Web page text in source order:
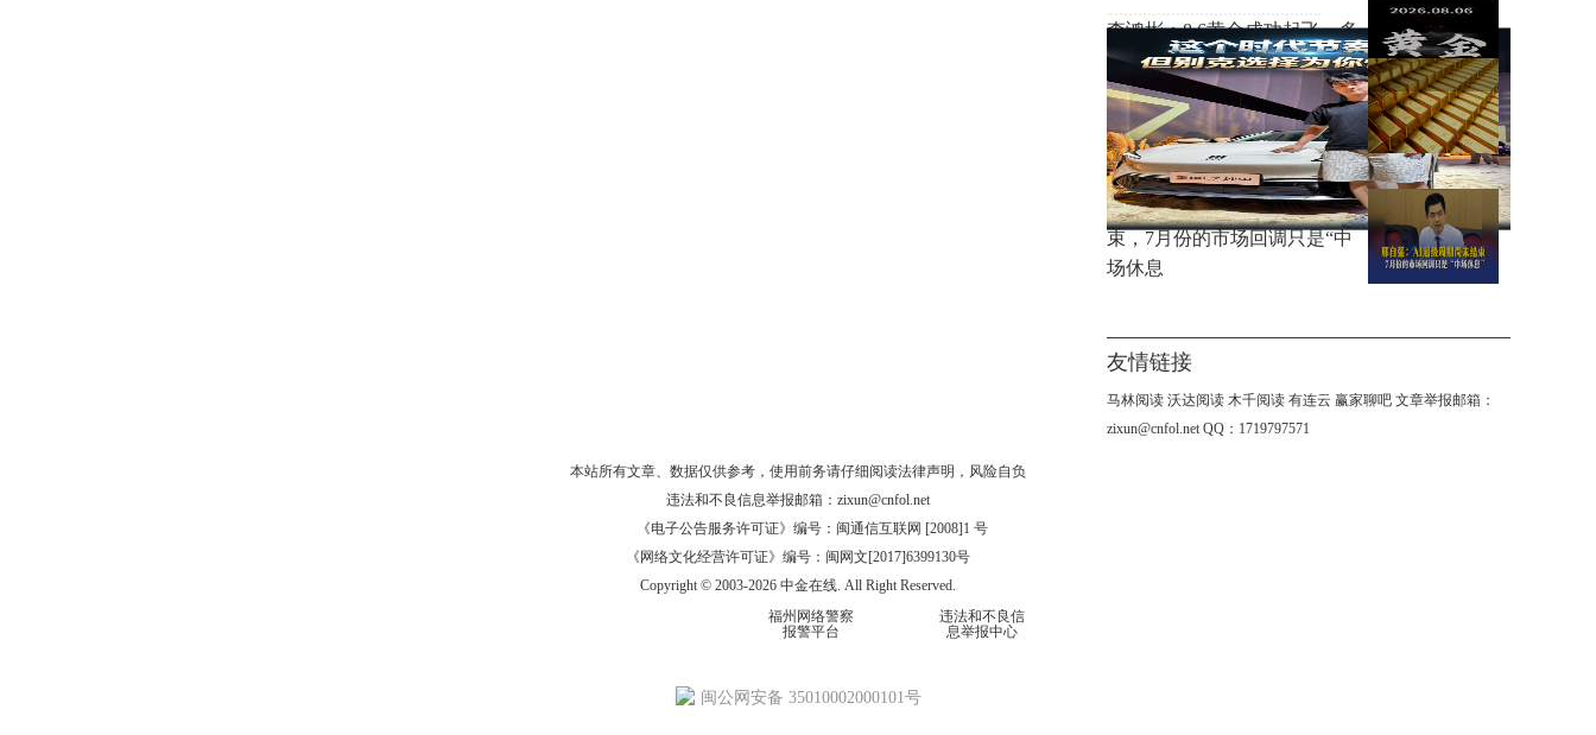
李鸿彬：8.6黄金成功起飞，多
头打响反攻战
黄金大涨，错过机会，总比低
位割肉强！
邢自强：AI超级周期尚未结
束，7月份的市场回调只是“中
场休息
友情链接
马林阅读 沃达阅读 木千阅读 有连云 赢家聊吧 文章举报邮箱：
zixun@cnfol.net QQ：1719797571
本站所有文章、数据仅供参考，使用前务请仔细阅读法律声明 ，风险自负
违法和不良信息举报邮箱： zixun@cnfol.net
《电子公告服务许可证》编号：闽通信互联网 [2008]1 号
《网络文化经营许可证》编号：闽网文[2017]6399130号
Copyright © 2003-2026 中金在线. All Right Reserved.
福州网络警察
报警平台
违法和不良信
息举报中心
闽公网安备 35010002000101号